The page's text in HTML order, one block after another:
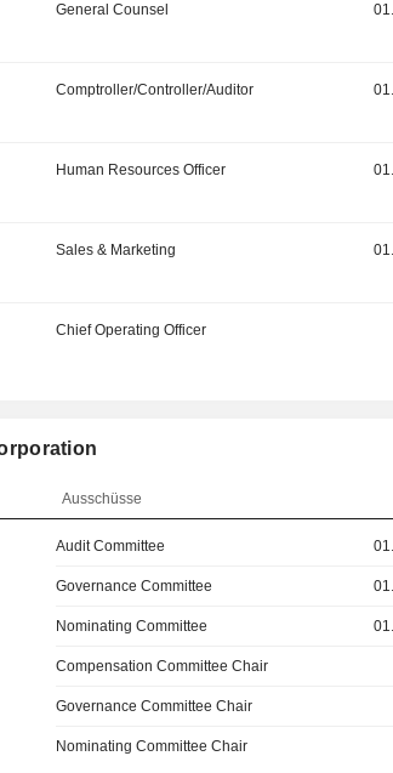
General Counsel
Comptroller/Controller/Auditor
Human Resources Officer
Sales & Marketing
Chief Operating Officer
Ausschüsse
Audit Committee
Governance Committee
Nominating Committee
Compensation Committee Chair
Governance Committee Chair
Nominating Committee Chair